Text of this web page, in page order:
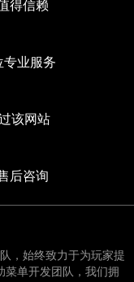
得信赖
专业服务
该网站
后咨询
，始终致力于为玩家提
菜单开发团队，我们拥